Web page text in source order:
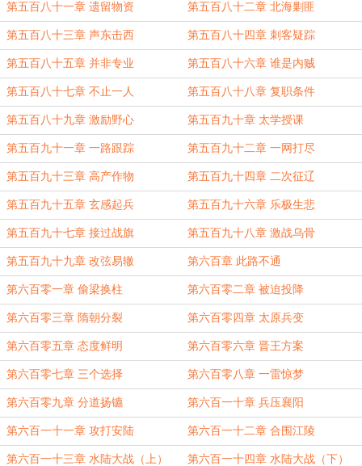
第五百八十一章 遗留物资 第五百八十二章 北海剿匪
第五百八十三章 声东击西 第五百八十四章 刺客疑踪
第五百八十五章 并非专业 第五百八十六章 谁是内贼
第五百八十七章 不止一人 第五百八十八章 复职条件
第五百八十九章 激励野心 第五百九十章 太学授课
第五百九十一章 一路跟踪 第五百九十二章 一网打尽
第五百九十三章 高产作物 第五百九十四章 二次征辽
第五百九十五章 玄感起兵 第五百九十六章 乐极生悲
第五百九十七章 接过战旗 第五百九十八章 激战乌骨
第五百九十九章 改弦易辙 第六百章 此路不通
第六百零一章 偷梁换柱 第六百零二章 被迫投降
第六百零三章 隋朝分裂 第六百零四章 太原兵变
第六百零五章 态度鲜明 第六百零六章 晋王方案
第六百零七章 三个选择 第六百零八章 一雷惊梦
第六百零九章 分道扬镳 第六百一十章 兵压襄阳
第六百一十一章 攻打安陆 第六百一十二章 合围江陵
第六百一十三章 水陆大战（上） 第六百一十四章 水陆大战（下）